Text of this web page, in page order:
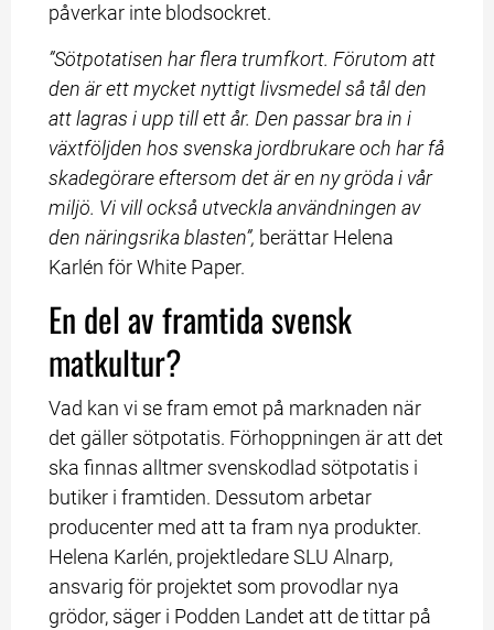
påverkar inte blodsockret.
”Sötpotatisen har flera trumfkort. Förutom att
den är ett mycket nyttigt livsmedel så tål den
att lagras i upp till ett år. Den passar bra in i
växtföljden hos svenska jordbrukare och har få
skadegörare eftersom det är en ny gröda i vår
miljö. Vi vill också utveckla användningen av
den näringsrika blasten”, berättar Helena
Karlén för White Paper.
En del av framtida svensk
matkultur?
Vad kan vi se fram emot på marknaden när
det gäller sötpotatis. Förhoppningen är att det
ska finnas alltmer svenskodlad sötpotatis i
butiker i framtiden. Dessutom arbetar
producenter med att ta fram nya produkter.
Helena Karlén, projektledare SLU Alnarp,
ansvarig för projektet som provodlar nya
grödor, säger i Podden Landet att de tittar på